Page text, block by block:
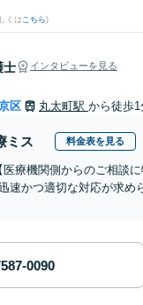
くはこちら)
士 インタビューを見る
区 丸太町駅 から徒歩1
ミス 料金表を見る
医療機関側からのご相談
迅速かつ適切な対応が求